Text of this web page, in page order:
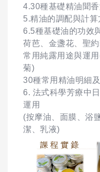
4.30種基礎精油聞
5.精油的調配與計算
6.5種基礎油的功效
荷芭、金盞花、聖
常用純露用途與運
菊)
30種常用精油明細
6. 法式科學芳療中
運用
(按摩油、面膜、浴
潔、乳液)